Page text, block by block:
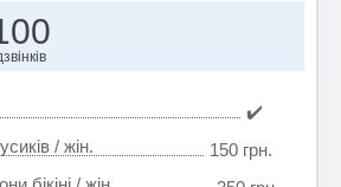
✔️
/ жін.
150 грн.